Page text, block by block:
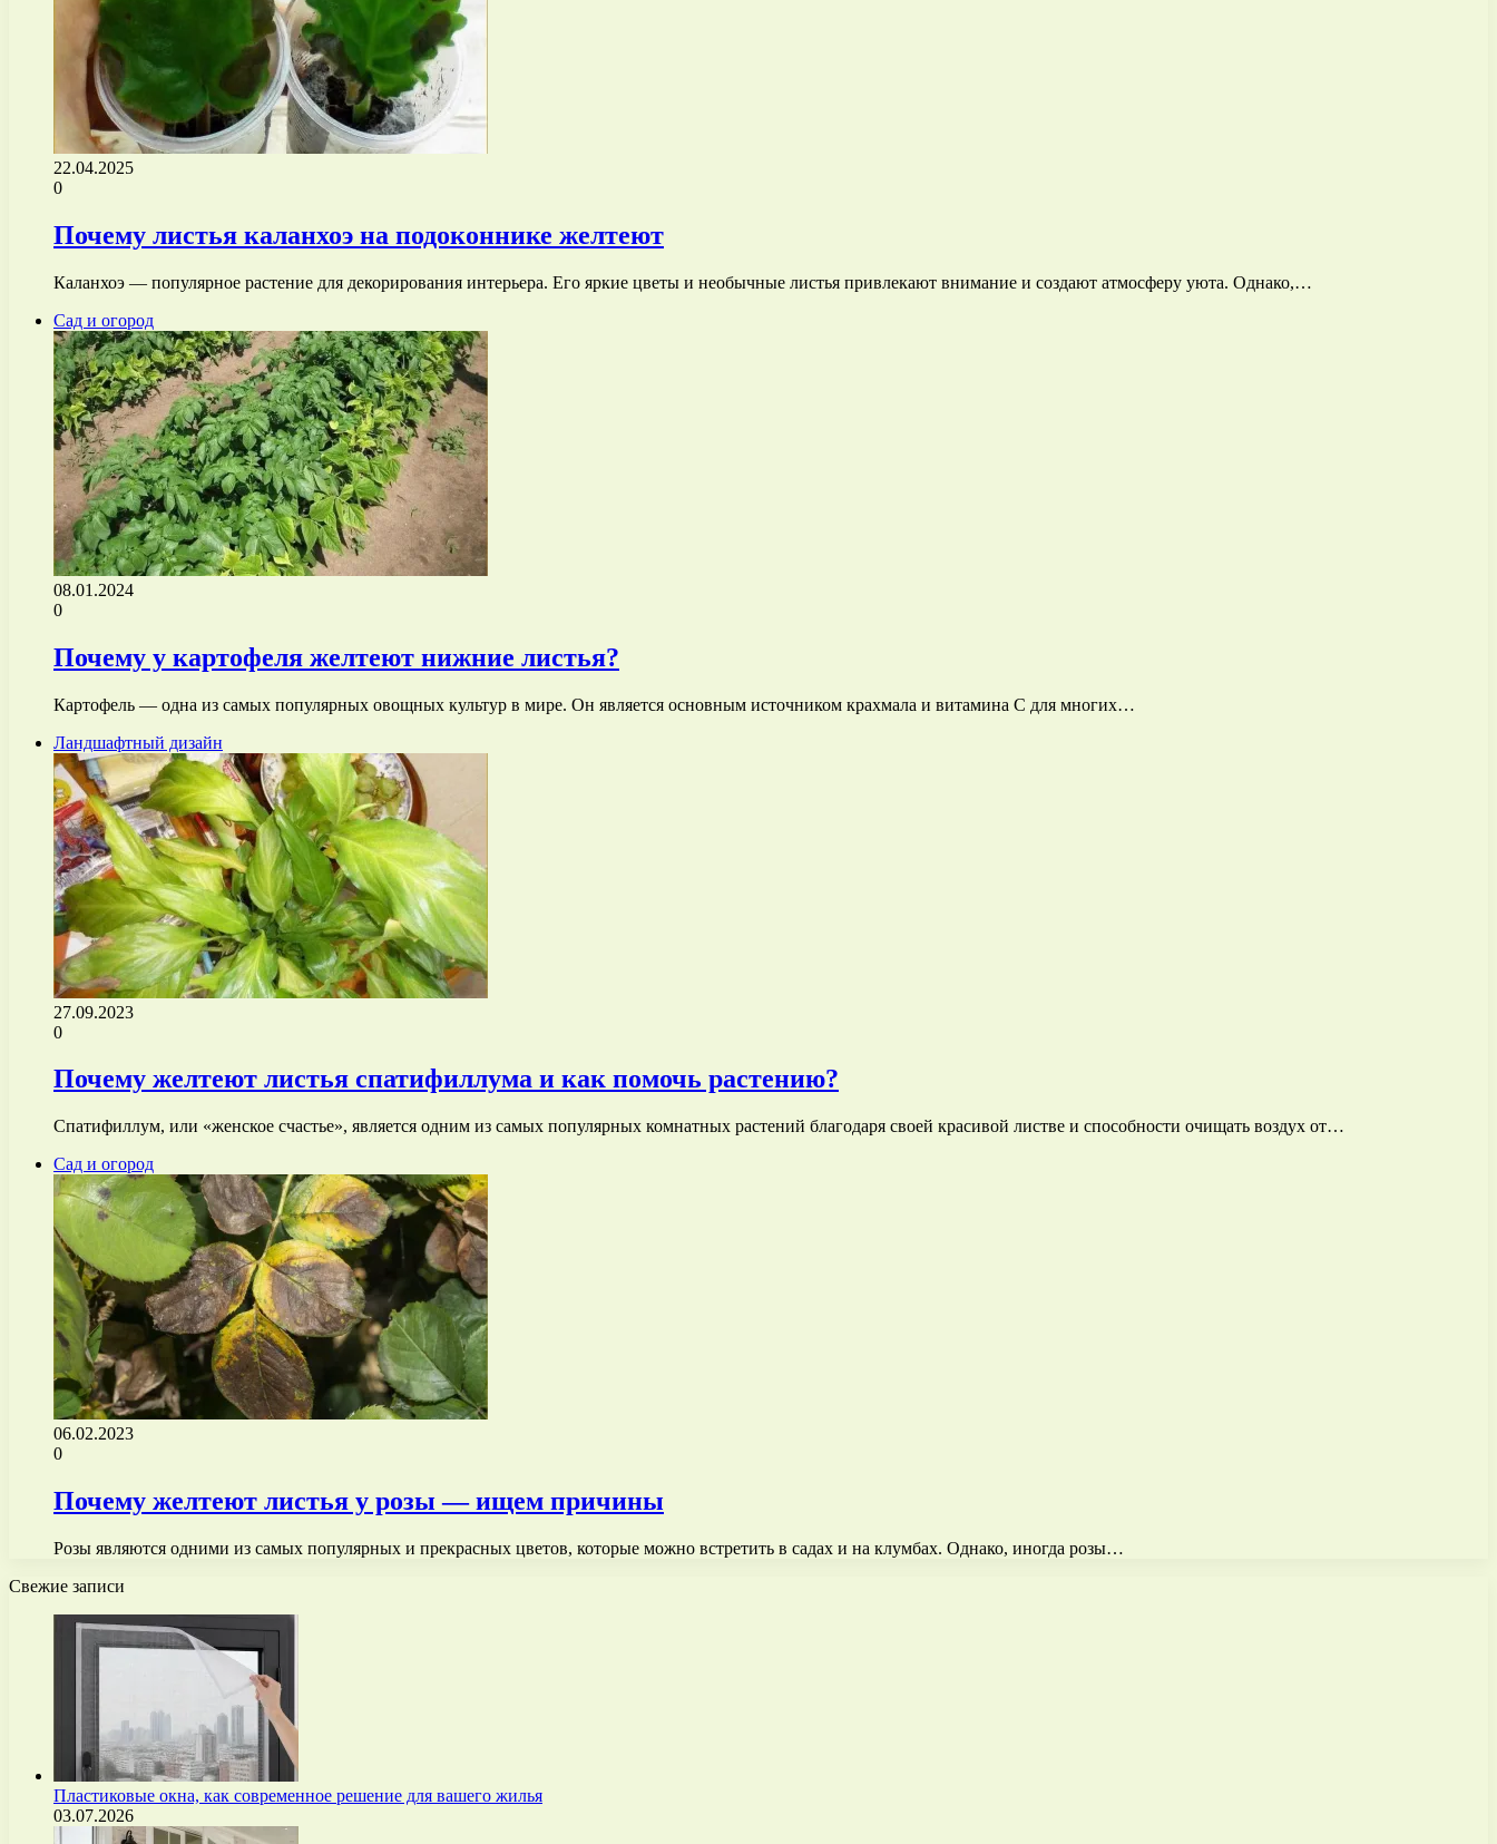
22.04.2025
0
Почему листья каланхоэ на подоконнике желтеют
Каланхоэ — популярное растение для декорирования интерьера. Его яркие цветы и необычные листья привлекают внимание и создают атмосферу уюта. Однако,…
Сад и огород
08.01.2024
0
Почему у картофеля желтеют нижние листья?
Картофель — одна из самых популярных овощных культур в мире. Он является основным источником крахмала и витамина С для многих…
Ландшафтный дизайн
27.09.2023
0
Почему желтеют листья спатифиллума и как помочь растению?
Спатифиллум, или «женское счастье», является одним из самых популярных комнатных растений благодаря своей красивой листве и способности очищать воздух от…
Сад и огород
06.02.2023
0
Почему желтеют листья у розы — ищем причины
Розы являются одними из самых популярных и прекрасных цветов, которые можно встретить в садах и на клумбах. Однако, иногда розы…
Свежие записи
Пластиковые окна, как современное решение для вашего жилья
03.07.2026